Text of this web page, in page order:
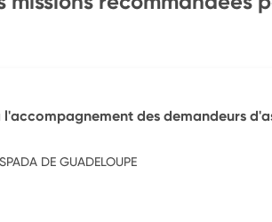
des demandeurs
DE GUADELOUPE